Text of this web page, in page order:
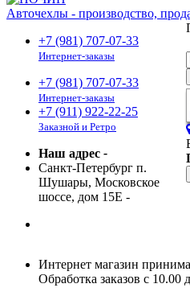
Авточехлы - производство,
+7 (981) 707-07-33
Интернет-заказы
+7 (981) 707-07-33
Интернет-заказы
+7 (911) 922-22-25
Заказной и Ретро
Наш адрес -
Санкт-Петербург п.
Шушары, Московское
шоссе, дом 15Е -
Интернет магазин
Обработка заказов с